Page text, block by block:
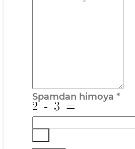
Spamdan himoya *